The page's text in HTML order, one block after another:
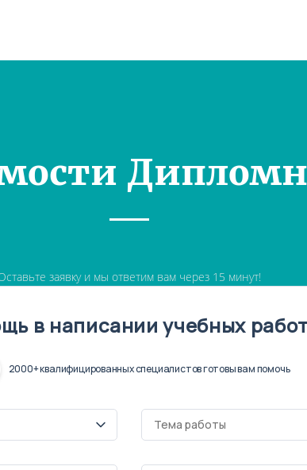
заявку и мы ответим вам через 15 минут!
в написании учебных
2000+ квалифицированных специалистов готовы вам помочь